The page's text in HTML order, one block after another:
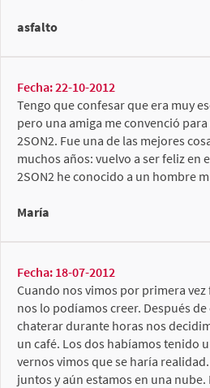
asfalto
Fecha: 22-10-2012
Tengo que confesar que era muy
pero una amiga me convenció
2SON2. Fue una de las mejores
muchos años: vuelvo a ser feliz en
2SON2 he conocido a un hombre
María
Fecha: 18-07-2012
Cuando nos vimos por primera
nos lo podíamos creer. Después
chaterar durante horas nos
un café. Los dos habíamos tenido
vernos vimos que se haría
juntos y aún estamos en una nube.